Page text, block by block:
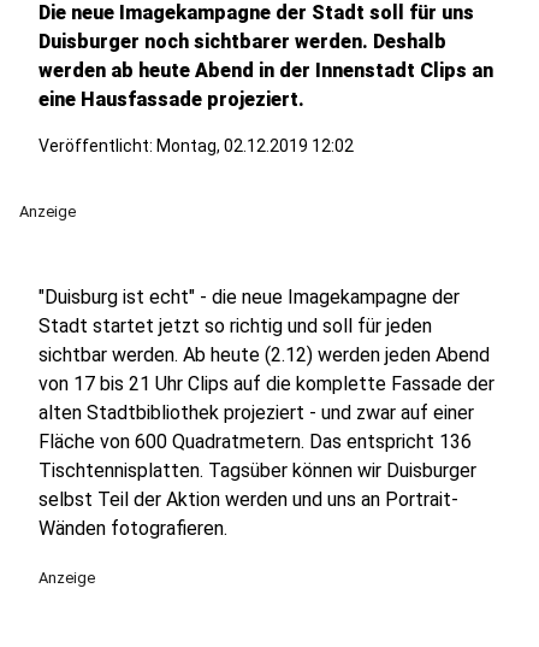
Die neue Imagekampagne der Stadt soll für uns
Duisburger noch sichtbarer werden. Deshalb
werden ab heute Abend in der Innenstadt Clips an
eine Hausfassade projeziert.
Veröffentlicht: Montag, 02.12.2019 12:02
Anzeige
"Duisburg ist echt" - die neue Imagekampagne der
Stadt startet jetzt so richtig und soll für jeden
sichtbar werden. Ab heute (2.12) werden jeden Abend
von 17 bis 21 Uhr Clips auf die komplette Fassade der
alten Stadtbibliothek projeziert - und zwar auf einer
Fläche von 600 Quadratmetern. Das entspricht 136
Tischtennisplatten. Tagsüber können wir Duisburger
selbst Teil der Aktion werden und uns an Portrait-
Wänden fotografieren.
Anzeige